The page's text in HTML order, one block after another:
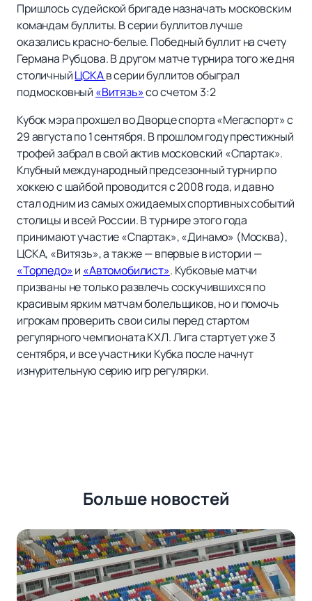
Пришлось судейской бригаде назначать московским
командам буллиты. В серии буллитов лучше
оказались красно-белые. Победный буллит на счету
Германа Рубцова. В другом матче турнира того же дня
столичныйЦСКАв серии буллитов обыграл
подмосковный «Витязь»со счетом 3:2
Кубок мэра прохшел во Дворце спорта «Мегаспорт» с
29 августа по 1 сентября. В прошлом году престижный
трофей забрал в свой актив московский «Спартак».
Клубный международный предсезонный турнир по
хоккею с шайбой проводится с 2008 года, и давно
стал одним из самых ожидаемых спортивных событий
столицы и всей России. В турнире этого года
принимают участие «Спартак», «Динамо» (Москва),
ЦСКА, «Витязь», а также — впервые в истории —
«Торпедо»и «Автомобилист». Кубковые матчи
призваны не только развлечь соскучившихся по
красивым ярким матчам болельщиков, но и помочь
игрокам проверить свои силы перед стартом
регулярного чемпионата КХЛ. Лига стартует уже 3
сентября, и все участники Кубка после начнут
изнурительную серию игр регулярки.
Больше новостей